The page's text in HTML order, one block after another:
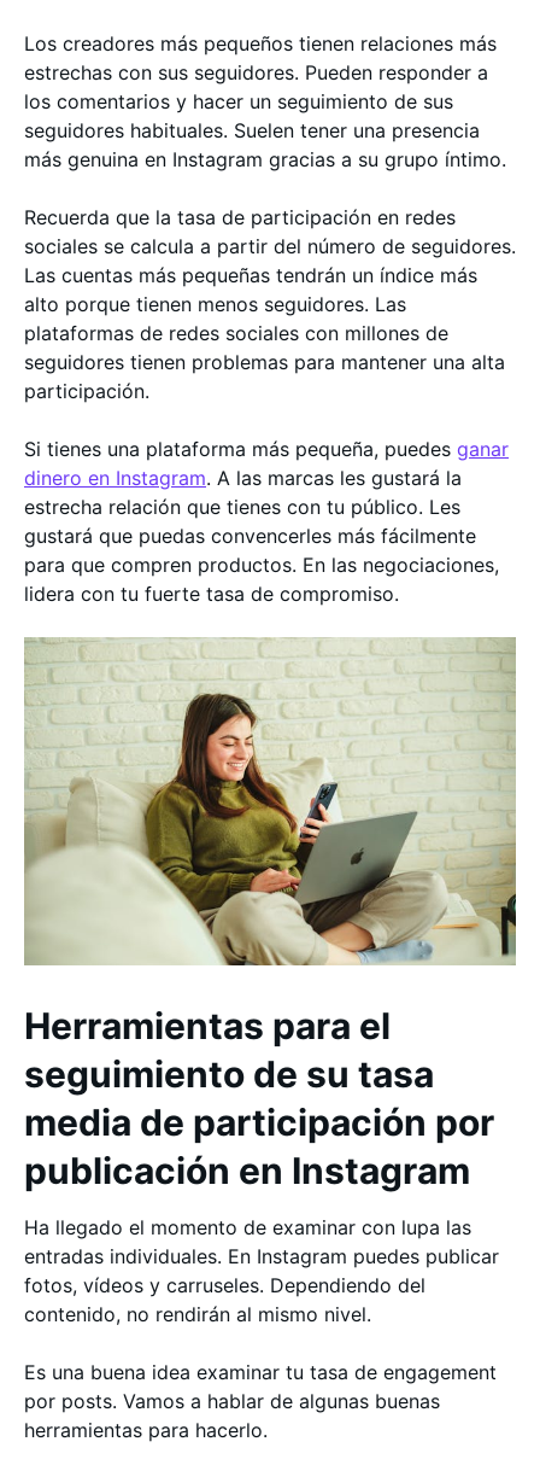
Los creadores más pequeños tienen relaciones más
estrechas con sus seguidores. Pueden responder a
los comentarios y hacer un seguimiento de sus
seguidores habituales. Suelen tener una presencia
más genuina en Instagram gracias a su grupo íntimo.
Recuerda que la tasa de participación en redes
sociales se calcula a partir del número de seguidores.
Las cuentas más pequeñas tendrán un índice más
alto porque tienen menos seguidores. Las
plataformas de redes sociales con millones de
seguidores tienen problemas para mantener una alta
participación.
Si tienes una plataforma más pequeña, puedes ganar
dinero en Instagram. A las marcas les gustará la
estrecha relación que tienes con tu público. Les
gustará que puedas convencerles más fácilmente
para que compren productos. En las negociaciones,
lidera con tu fuerte tasa de compromiso.
Herramientas para el
seguimiento de su tasa
media de participación por
publicación en Instagram
Ha llegado el momento de examinar con lupa las
entradas individuales. En Instagram puedes publicar
fotos, vídeos y carruseles. Dependiendo del
contenido, no rendirán al mismo nivel.
Es una buena idea examinar tu tasa de engagement
por posts. Vamos a hablar de algunas buenas
herramientas para hacerlo.